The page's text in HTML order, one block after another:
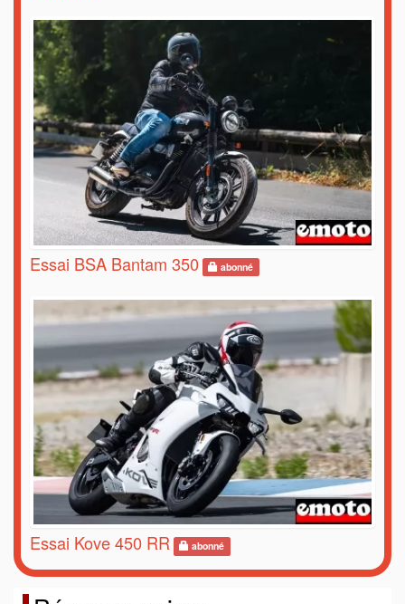
Essai BSA Bantam 350 abonné
Essai Kove 450 RR abonné